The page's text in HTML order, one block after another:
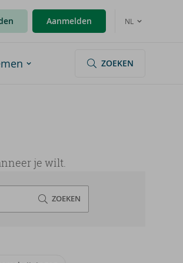
Aanmelden NL
ZOEKEN
je wilt.
ZOEKEN